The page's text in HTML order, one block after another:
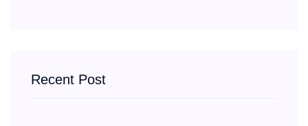
Recent Post